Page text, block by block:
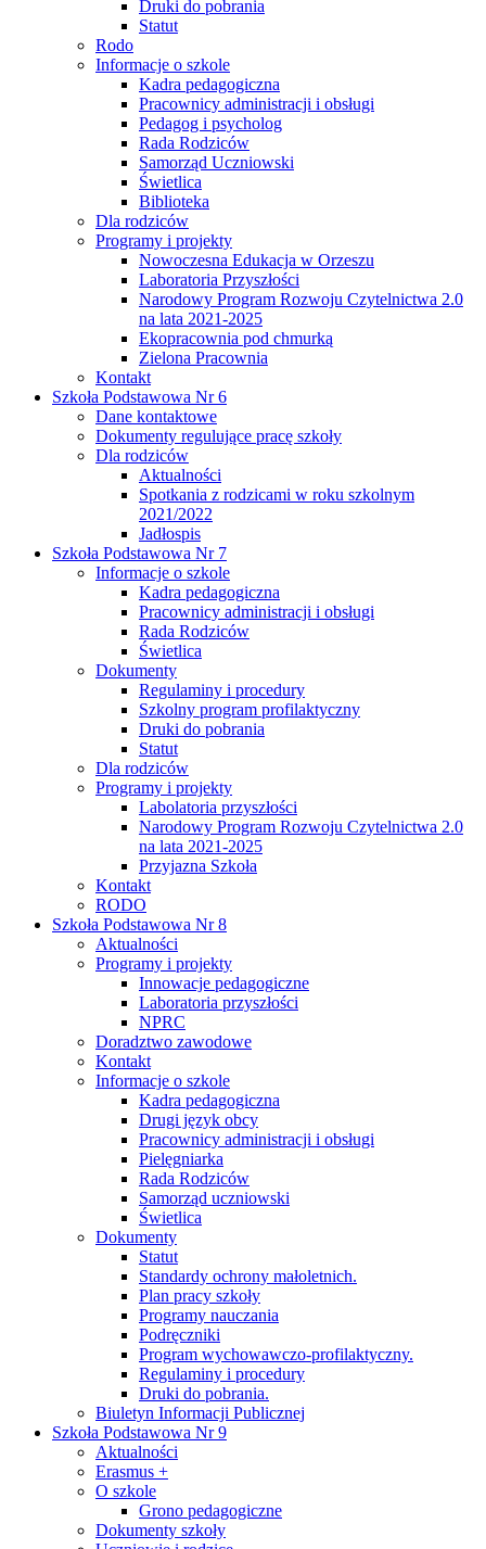
Druki do pobrania
Statut
Rodo
Informacje o szkole
Kadra pedagogiczna
Pracownicy administracji i obsługi
Pedagog i psycholog
Rada Rodziców
Samorząd Uczniowski
Świetlica
Biblioteka
Dla rodziców
Programy i projekty
Nowoczesna Edukacja w Orzeszu
Laboratoria Przyszłości
Narodowy Program Rozwoju Czytelnictwa 2.0
na lata 2021-2025
Ekopracownia pod chmurką
Zielona Pracownia
Kontakt
Szkoła Podstawowa Nr 6
Dane kontaktowe
Dokumenty regulujące pracę szkoły
Dla rodziców
Aktualności
Spotkania z rodzicami w roku szkolnym
2021/2022
Jadłospis
Szkoła Podstawowa Nr 7
Informacje o szkole
Kadra pedagogiczna
Pracownicy administracji i obsługi
Rada Rodziców
Świetlica
Dokumenty
Regulaminy i procedury
Szkolny program profilaktyczny
Druki do pobrania
Statut
Dla rodziców
Programy i projekty
Labolatoria przyszłości
Narodowy Program Rozwoju Czytelnictwa 2.0
na lata 2021-2025
Przyjazna Szkoła
Kontakt
RODO
Szkoła Podstawowa Nr 8
Aktualności
Programy i projekty
Innowacje pedagogiczne
Laboratoria przyszłości
NPRC
Doradztwo zawodowe
Kontakt
Informacje o szkole
Kadra pedagogiczna
Drugi język obcy
Pracownicy administracji i obsługi
Pielęgniarka
Rada Rodziców
Samorząd uczniowski
Świetlica
Dokumenty
Statut
Standardy ochrony małoletnich.
Plan pracy szkoły
Programy nauczania
Podręczniki
Program wychowawczo-profilaktyczny.
Regulaminy i procedury
Druki do pobrania.
Biuletyn Informacji Publicznej
Szkoła Podstawowa Nr 9
Aktualności
Erasmus +
O szkole
Grono pedagogiczne
Dokumenty szkoły